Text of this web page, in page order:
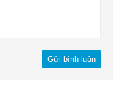
Gửi bình luận